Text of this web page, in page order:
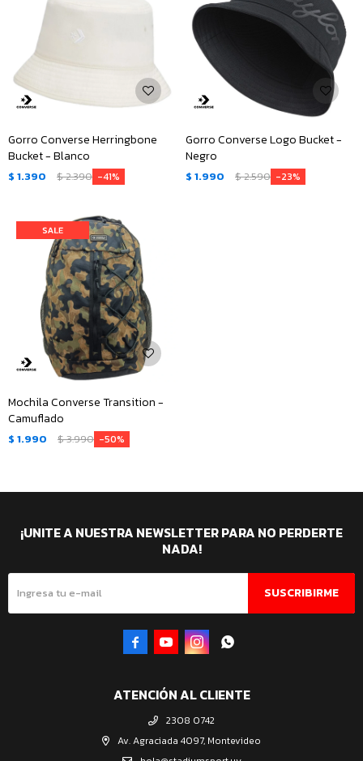
Gorro Converse Herringbone
Bucket - Blanco
$ 1.390 $2.390 41
Gorro Converse Logo Bucket -
Negro
$ 1.990 $2.590 23
Mochila Converse Transition -
Camuflado
$ 1.990 $3.990 50
ATENCIÓN AL CLIENTE
2308 0742
Av. Agraciada 4097, Montevideo
¡UNITE A NUESTRA NEWSLETTER PARA NO PERDERTE
NADA!
SUSCRIBIRME
   